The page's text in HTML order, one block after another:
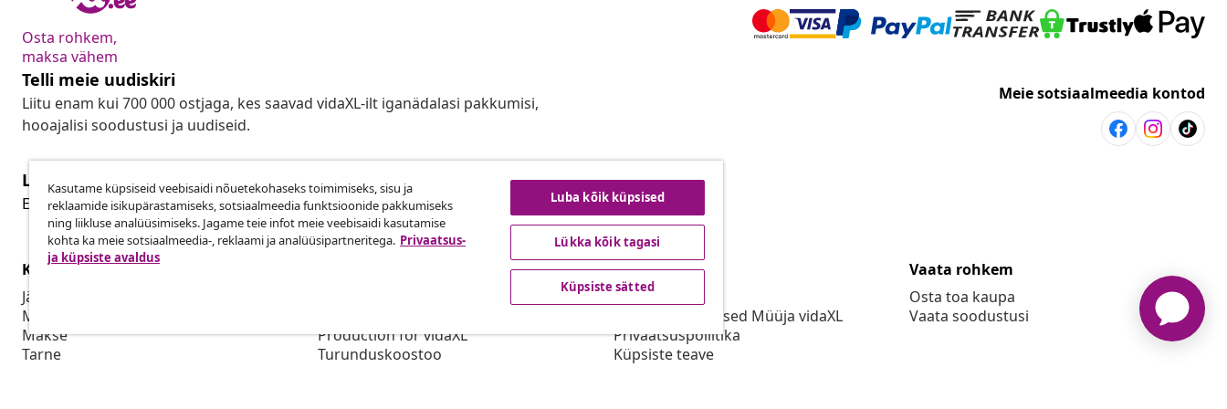
Osta rohkem,
maksa vähem
Telli meie uudiskiri
Liitu enam kui 700 000 ostjaga, kes saavad vidaXL-ilt iganädalasi pakkumisi,
hooajalisi soodustusi ja uudiseid.
Meie sotsiaalmeedia kontod
Lepingust taganemine
Esita oma tellimuse kohta tagastamissoov.
Lepingust taganemine
Klienditeenindus
Jälgi oma tellimust
Mi konto
Makse
Tarne
Production for vidaXL
Turunduskoostoo
vidaXL
vidaXList
Kasutustingimused Müüja vidaXL
Privaatsuspoliitika
Küpsiste teave
Vaata rohkem
Osta toa kaupa
Vaata soodustusi
Kasutame küpsiseid veebisaidi nõuetekohaseks toimimiseks, sisu ja
reklaamide isikupärastamiseks, sotsiaalmeedia funktsioonide pakkumiseks
ning liikluse analüüsimiseks. Jagame teie infot meie veebisaidi kasutamise
kohta ka meie sotsiaalmeedia-, reklaami ja analüüsipartneritega. Privaatsus-
ja küpsiste avaldus
Luba kõik küpsised
Lükka kõik tagasi
Küpsiste sätted